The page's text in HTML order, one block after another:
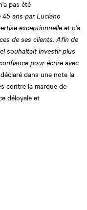
pas été
45 ans par Luciano
exceptionnelle et n'a
de ses clients. Afin de
souhaitait investir plus
pour écrire avec
dans une note la
contre la marque de
déloyale et